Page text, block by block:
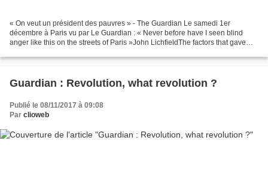
« On veut un président des pauvres » - The Guardian Le samedi 1er
décembre à Paris vu par Le Guardian : « Never before have I seen blind
anger like this on the streets of Paris »John LichfieldThe factors that gave
Guardian : Revolution, what revolution ?
Publié le 08/11/2017 à 09:08
Par clioweb